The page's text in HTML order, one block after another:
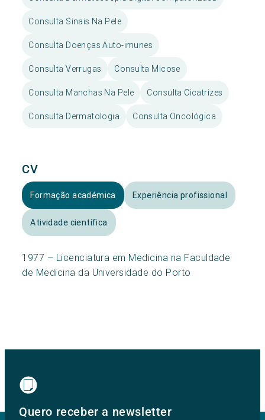
Consulta Sinais Na Pele
Consulta Doenças Auto-imunes
Consulta Verrugas Consulta Micose
Consulta Manchas Na Pele Consulta Cicatrizes
Consulta Dermatologia Consulta Oncológica
CV
Formação académica Experiência profissional
Atividade científica
1977 – Licenciatura em Medicina na Faculdade
de Medicina da Universidade do Porto
Quero receber a newsletter